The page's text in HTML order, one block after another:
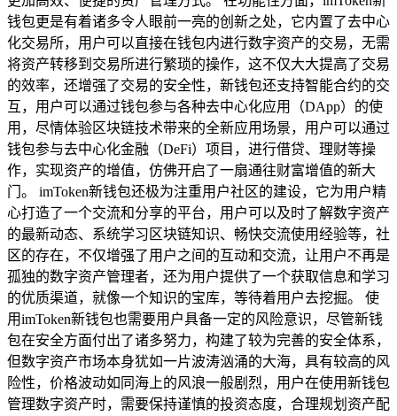
钱包更是有着诸多令人眼前一亮的创新之处，它内置了去中心
化交易所，用户可以直接在钱包内进行数字资产的交易，无需
将资产转移到交易所进行繁琐的操作，这不仅大大提高了交易
的效率，还增强了交易的安全性，新钱包还支持智能合约的交
互，用户可以通过钱包参与各种去中心化应用（DApp）的使
用，尽情体验区块链技术带来的全新应用场景，用户可以通过
钱包参与去中心化金融（DeFi）项目，进行借贷、理财等操
作，实现资产的增值，仿佛开启了一扇通往财富增值的新大
门。 imToken新钱包还极为注重用户社区的建设，它为用户精
心打造了一个交流和分享的平台，用户可以及时了解数字资产
的最新动态、系统学习区块链知识、畅快交流使用经验等，社
区的存在，不仅增强了用户之间的互动和交流，让用户不再是
孤独的数字资产管理者，还为用户提供了一个获取信息和学习
的优质渠道，就像一个知识的宝库，等待着用户去挖掘。 使
用imToken新钱包也需要用户具备一定的风险意识，尽管新钱
包在安全方面付出了诸多努力，构建了较为完善的安全体系，
但数字资产市场本身犹如一片波涛汹涌的大海，具有较高的风
险性，价格波动如同海上的风浪一般剧烈，用户在使用新钱包
管理数字资产时，需要保持谨慎的投资态度，合理规划资产配